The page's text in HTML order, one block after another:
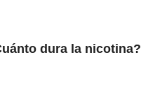
dura la nicotina?